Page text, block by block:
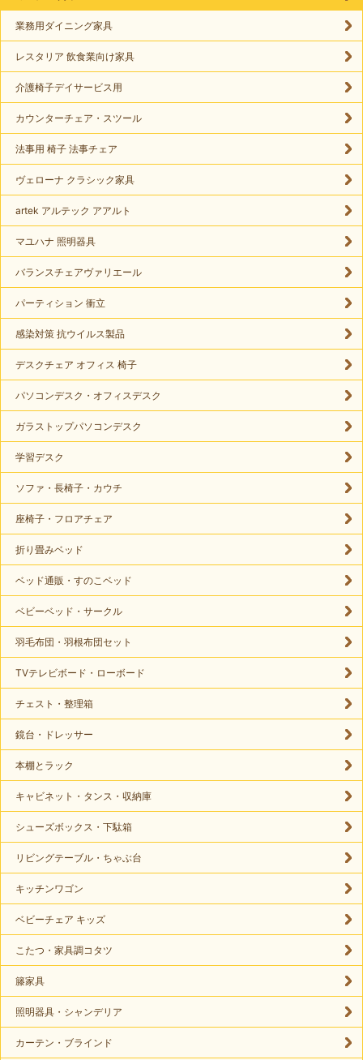
業務用ダイニング家具
レスタリア 飲食業向け家具
介護椅子デイサービス用
カウンターチェア・スツール
法事用 椅子 法事チェア
ヴェローナ クラシック家具
artek アルテック アアルト
マユハナ 照明器具
バランスチェアヴァリエール
パーティション 衝立
感染対策 抗ウイルス製品
デスクチェア オフィス 椅子
パソコンデスク・オフィスデスク
ガラストップパソコンデスク
学習デスク
ソファ・長椅子・カウチ
座椅子・フロアチェア
折り畳みベッド
ベッド通販・すのこベッド
ベビーベッド・サークル
羽毛布団・羽根布団セット
TVテレビボード・ローボード
チェスト・整理箱
鏡台・ドレッサー
本棚とラック
キャビネット・タンス・収納庫
シューズボックス・下駄箱
リビングテーブル・ちゃぶ台
キッチンワゴン
ベビーチェア キッズ
こたつ・家具調コタツ
籐家具
照明器具・シャンデリア
カーテン・ブラインド